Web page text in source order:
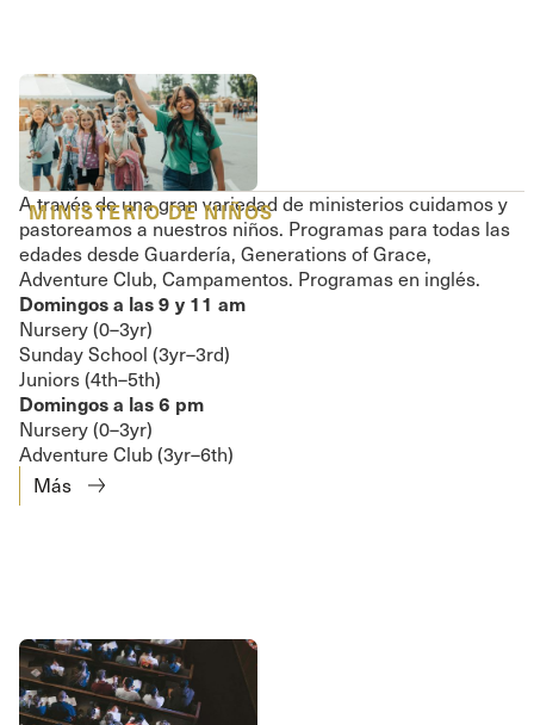
MINISTERIO DE NIÑOS
A través de una gran variedad de ministerios cuidamos y
pastoreamos a nuestros niños. Programas para todas las
edades desde Guardería, Generations of Grace,
Adventure Club, Campamentos. Programas en inglés.
Domingos a las 9 y 11 am
Nursery (0–3yr)
Sunday School (3yr–3rd)
Juniors (4th–5th)
Domingos a las 6 pm
Nursery (0–3yr)
Adventure Club (3yr–6th)
Más